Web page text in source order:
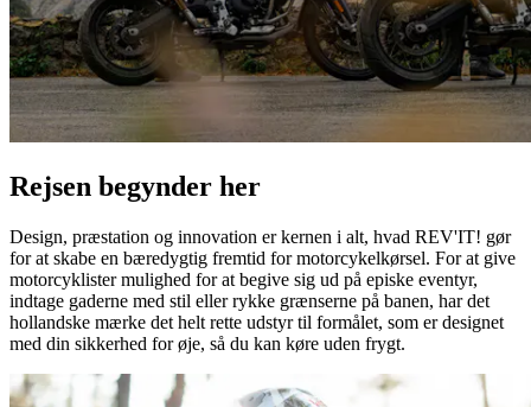
Rejsen begynder her
Design, præstation og innovation er kernen i alt, hvad REV'IT! gør
for at skabe en bæredygtig fremtid for motorcykelkørsel. For at give
motorcyklister mulighed for at begive sig ud på episke eventyr,
indtage gaderne med stil eller rykke grænserne på banen, har det
hollandske mærke det helt rette udstyr til formålet, som er designet
med din sikkerhed for øje, så du kan køre uden frygt.